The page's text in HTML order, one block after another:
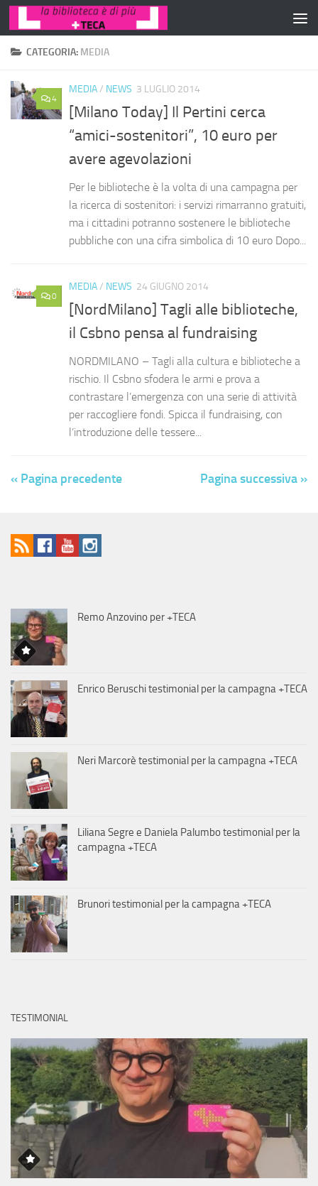
Salta al contenuto
CATEGORIA: MEDIA
4
MEDIA/ NEWS 3 LUGLIO 2014
[Milano Today] Il Pertini cerca
“amici-sostenitori”, 10 euro per
avere agevolazioni
Per le biblioteche è la volta di una campagna per
la ricerca di sostenitori: i servizi rimarranno gratuiti,
ma i cittadini potranno sostenere le biblioteche
pubbliche con una cifra simbolica di 10 euro Dopo...
0
MEDIA/ NEWS 24 GIUGNO 2014
[NordMilano] Tagli alle biblioteche,
il Csbno pensa al fundraising
NORDMILANO – Tagli alla cultura e biblioteche a
rischio. Il Csbno sfodera le armi e prova a
contrastare l’emergenza con una serie di attività
per raccogliere fondi. Spicca il fundraising, con
l’introduzione delle tessere...
« Pagina precedente Pagina successiva »
Remo Anzovino per +TECA
Enrico Beruschi testimonial per la campagna +TECA
Neri Marcorè testimonial per la campagna +TECA
Liliana Segre e Daniela Palumbo testimonial per la
campagna +TECA
Brunori testimonial per la campagna +TECA
TESTIMONIAL